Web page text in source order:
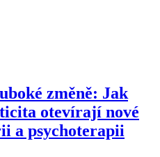
změně: Jak
otevírají nové
a psychoterapii